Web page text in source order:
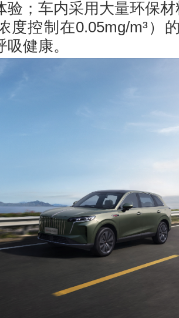
验；车内采用大量环保
度控制在0.05mg/m³）
健康。